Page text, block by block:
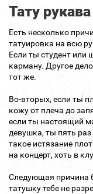
Тату
Есть несколько
татуировка на всю
Если ты студент или
карману. Другое
тот же.
Во-вторых, если ты
кожу от плеча до
если ты настоящий
девушка, ты пять
такое истязание
на концерт, хоть в
Следующая причина
татушку тебе не